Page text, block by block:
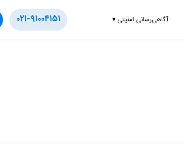
آگاهی‌رسانی امنیتی▾ ۰۲۱-۹۱۰۰۴۱۵۱